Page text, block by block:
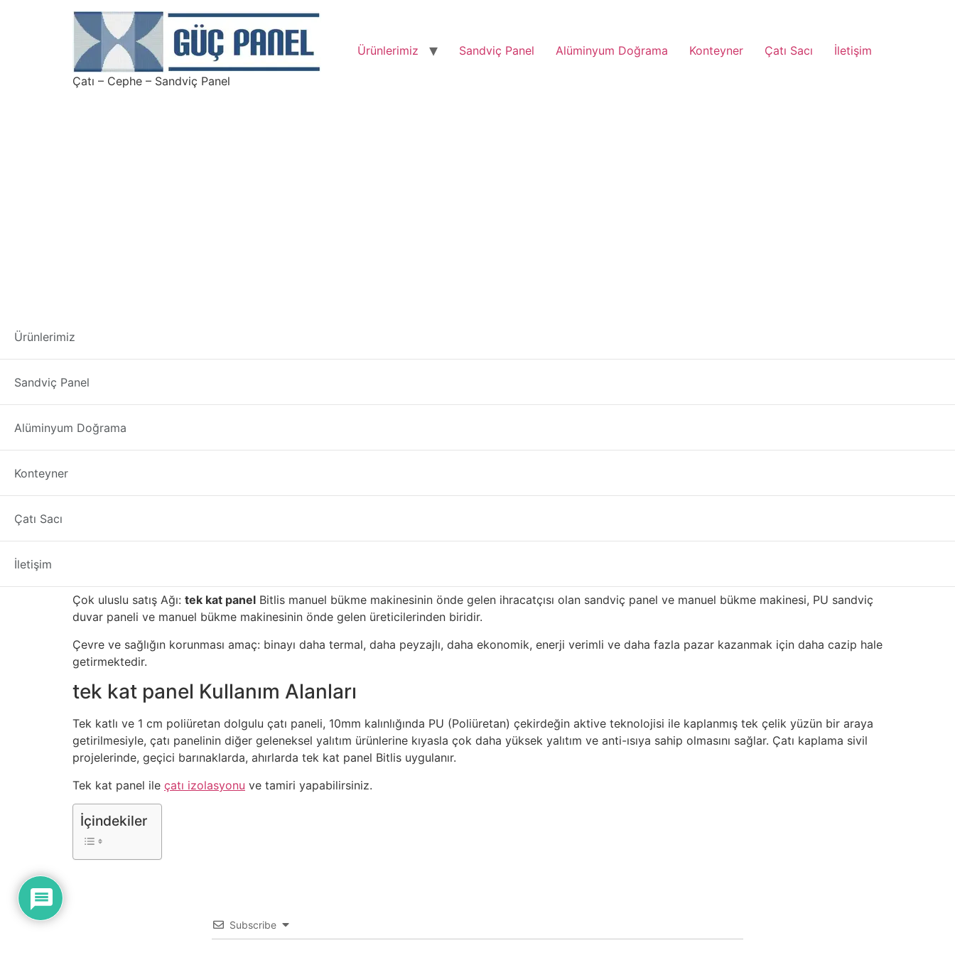
Çatı – Cephe – Sandviç Panel
Ürünlerimiz Sandviç Panel Alüminyum Doğrama Konteyner Çatı Sacı İletişim
Ürünlerimiz
Sandviç Panel
Alüminyum Doğrama
Konteyner
Çatı Sacı
İletişim
tek kat panel Bitlis
1. PU
sandviç panellerBitlisilimizde iyi satış sonrası hizmete sahiptir veBitlisdistribütörlere uzun süredir tedarik edilmektedir.
tek kat panel Bitlis
tek kat panel seçmenin avantajları
kaliteli gelişmiş tuğla, taş, fayans, mozaik, ahşap desenli sandviç panel ve manuel bükme makinesi ve hafif çelik kirişler 800.000 metrekare üretim
Çok uluslu satış Ağı: tek kat panel Bitlis manuel bükme makinesinin önde gelen ihracatçısı olan sandviç panel ve manuel bükme makinesi, PU sandviç
duvar paneli ve manuel bükme makinesinin önde gelen üreticilerinden biridir.
Çevre ve sağlığın korunması amaç: binayı daha termal, daha peyzajlı, daha ekonomik, enerji verimli ve daha fazla pazar kazanmak için daha cazip hale
getirmektedir.
tek kat panel Kullanım Alanları
Tek katlı ve 1 cm poliüretan dolgulu çatı paneli, 10mm kalınlığında PU (Poliüretan) çekirdeğin aktive teknolojisi ile kaplanmış tek çelik yüzün bir araya
getirilmesiyle, çatı panelinin diğer geleneksel yalıtım ürünlerine kıyasla çok daha yüksek yalıtım ve anti-ısıya sahip olmasını sağlar. Çatı kaplama sivil
projelerinde, geçici barınaklarda, ahırlarda tek kat panel Bitlis uygulanır.
Tek kat panel ile çatı izolasyonu ve tamiri yapabilirsiniz.
İçindekiler
Subscribe